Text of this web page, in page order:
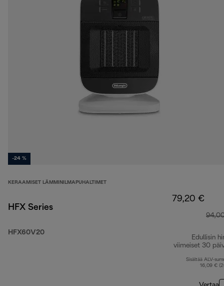
-24 %
KERAAMISET LÄMMINILMAPUHALTIMET
HFX Series
HFX60V20
79,20 €
Edullisin
viimeiset 30
Sisältää ALV-
16,09 €